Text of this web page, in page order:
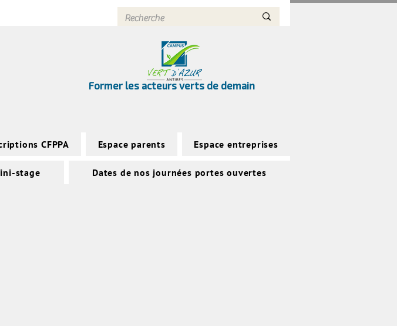
Former les acteurs verts de demain
CFPPA Espace parents Espace entreprises
stage Dates de nos journées portes ouvertes